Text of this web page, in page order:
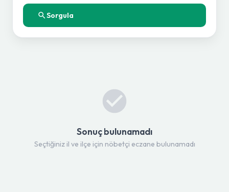
Sorgula
Sonuç bulunamadı
Seçtiğiniz il ve ilçe için nöbetçi eczane bulunamadı